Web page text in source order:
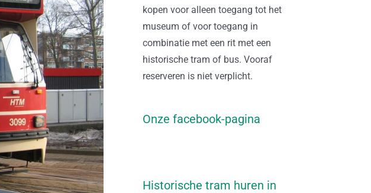
kopen voor alleen toegang tot het
museum of voor toegang in
combinatie met een rit met een
historische tram of bus. Vooraf
reserveren is niet verplicht.
Onze facebook-pagina
Historische tram huren in